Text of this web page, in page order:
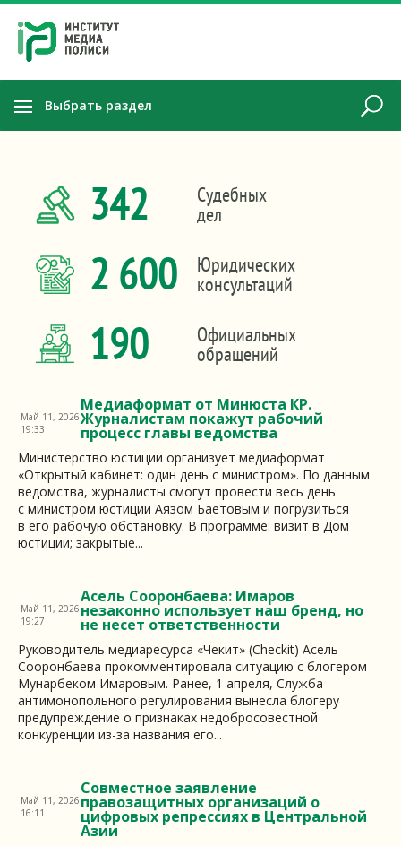
Выбрать раздел
342 Судебных
дел
2 600 Юридических
консультаций
190 Официальных
обращений
Медиаформат от Минюста КР.
Журналистам покажут рабочий
процесс главы ведомства
Май 11, 2026
19:33
Министерство юстиции организует медиаформат
«Открытый кабинет: один день с министром». По данным
ведомства, журналисты смогут провести весь день
с министром юстиции Аязом Баетовым и погрузиться
в его рабочую обстановку. В программе: визит в Дом
юстиции; закрытые...
Асель Сооронбаева: Имаров
незаконно использует наш бренд, но
не несет ответственности
Май 11, 2026
19:27
Руководитель медиаресурса «Чекит» (Checkit) Асель
Сооронбаева прокомментировала ситуацию с блогером
Мунарбеком Имаровым. Ранее, 1 апреля, Служба
антимонопольного регулирования вынесла блогеру
предупреждение о признаках недобросовестной
конкуренции из-за названия его...
Совместное заявление
правозащитных организаций о
цифровых репрессиях в Центральной
Азии
Май 11, 2026
16:11